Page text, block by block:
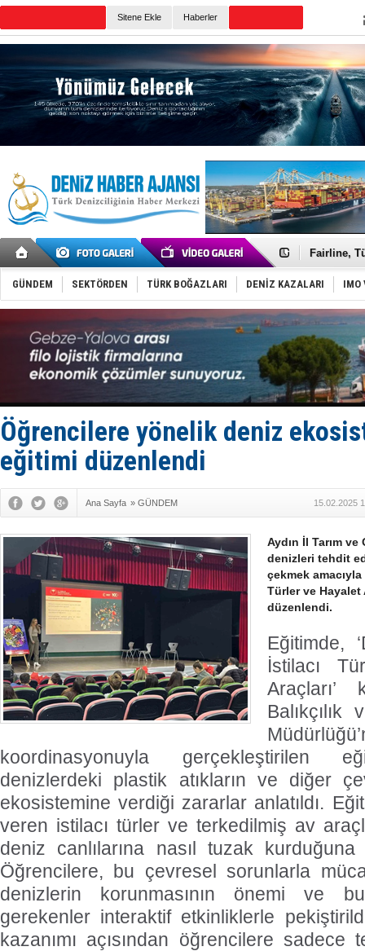
Sitene Ekle Haberler
Deniz
Fairline,
Baltık
Runit
Dünyanın
Türk
Hüseyin
Hat-San
Med
Tekne, su
Dışişleri
GÜNDEM SEKTÖRDEN TÜRK BOĞAZLARI DENİZ KAZALARI IMO
Öğrencilere yönelik deniz
eğitimi düzenlendi
Ana Sayfa » GÜNDEM 15.02.2025
Aydın İl Tarım
denizleri tehdit
çekmek
Türler ve Hayalet
düzenlendi.
Eğitimde,
İstilacı
Araçları’
koordinasyonuyla gerçekleştirilen
denizlerdeki plastik atıkların ve diğer
ekosistemine verdiği zararlar anlatıldı.
veren istilacı türler ve terkedilmiş av
deniz canlılarına nasıl tuzak
Öğrencilere, bu çevresel sorunlarla
denizlerin korunmasının önemi ve
gerekenler interaktif etkinliklerle
kazanımı açısından öğrencilere sadece